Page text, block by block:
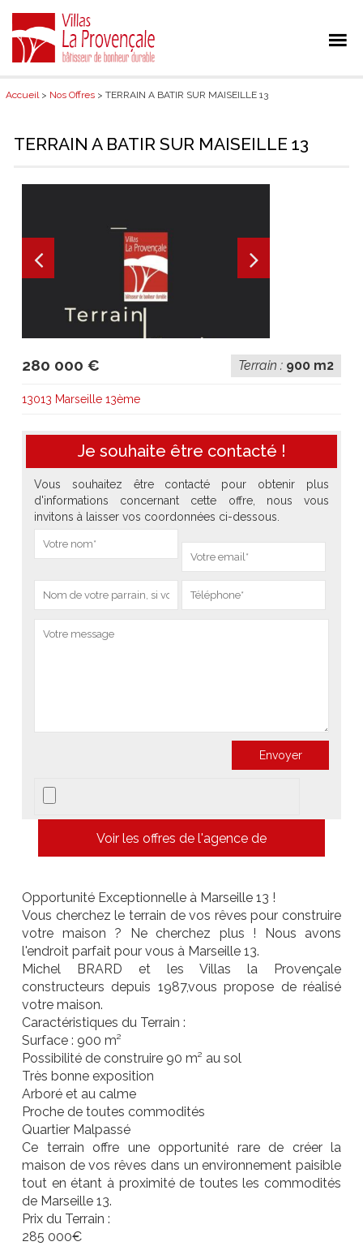
Accueil> Nos Offres > TERRAIN A BATIR SUR MAISEILLE 13
TERRAIN A BATIR SUR MAISEILLE 13
280 000 € Terrain : 900 m2
13013 Marseille 13ème
Je souhaite être contacté !
Vous souhaitez être contacté pour obtenir plus
d'informations concernant cette offre, nous vous
invitons à laisser vos coordonnées ci-dessous.
Voir les offres de l'agence de
Opportunité Exceptionnelle à Marseille 13 !
Vous cherchez le terrain de vos rêves pour construire
votre maison ? Ne cherchez plus ! Nous avons
l'endroit parfait pour vous à Marseille 13.
Michel BRARD et les Villas la Provençale
constructeurs depuis 1987,vous propose de réalisé
votre maison.
Caractéristiques du Terrain :
Surface : 900 m²
Possibilité de construire 90 m² au sol
Très bonne exposition
Arboré et au calme
Proche de toutes commodités
Quartier Malpassé
Ce terrain offre une opportunité rare de créer la
maison de vos rêves dans un environnement paisible
tout en étant à proximité de toutes les commodités
de Marseille 13.
Prix du Terrain :
285 000€